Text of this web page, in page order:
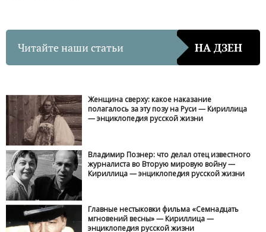
Читайте наши статьи НА ДЗЕН
Женщина сверху: какое наказание
полагалось за эту позу на Руси — Кириллица
— энциклопедия русской жизни
Владимир Познер: что делал отец известного
журналиста во Вторую мировую войну —
Кириллица — энциклопедия русской жизни
Главные нестыковки фильма «Семнадцать
мгновений весны» — Кириллица —
энциклопедия русской жизни